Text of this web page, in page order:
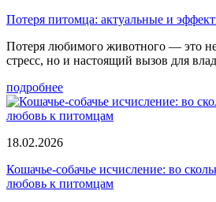
Потеря питомца: актуальные и
Потеря любимого животного — это
стресс, но и настоящий вызов для
подробнее
18.02.2026
Кошачье-собачье исчисление: во
любовь к питомцам